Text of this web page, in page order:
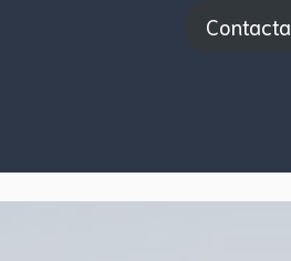
Contacta